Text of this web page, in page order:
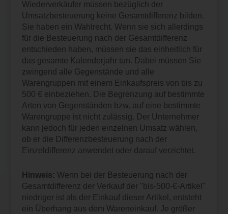
Wiederverkäufer müssen bezüglich der
Umsatzbesteuerung keine Gesamtdifferenz bilden.
Sie haben ein Wahlrecht. Wenn sie sich allerdings
für die Besteuerung nach der Gesamtdifferenz
entschieden haben, müssen sie das einheitlich für
das gesamte Kalenderjahr tun. Dabei müssen Sie
zwingend alle Gegenstände und alle
Warengruppen mit einem Einkaufspreis von bis zu
500 € einbeziehen. Die Begrenzung auf bestimmte
Arten von Gegenständen bzw. auf eine bestimmte
Warengruppe ist nicht zulässig. Der Unternehmer
kann jedoch für jeden einzelnen Umsatz wählen,
ob er die Differenzbesteuerung nach der
Einzeldifferenz anwendet oder darauf verzichtet.
Hinweis: Wenn bei der Besteuerung nach der
Gesamtdifferenz der Verkauf der "bis-500-€-Artikel"
niedriger ist als der Einkauf dieser Artikel, entsteht
ein Überhang aus dem Wareneinkauf. Je größer